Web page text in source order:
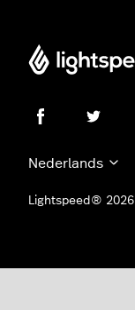
Nederlands
Lightspeed® 2026